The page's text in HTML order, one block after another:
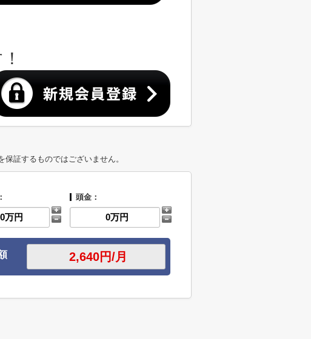
証するものではございません。
頭金：